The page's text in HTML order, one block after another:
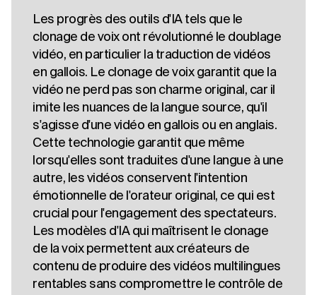
Les progrès des outils d'IA tels que le
clonage de voix ont révolutionné le doublage
vidéo, en particulier la traduction de vidéos
en gallois. Le clonage de voix garantit que la
vidéo ne perd pas son charme original, car il
imite les nuances de la langue source, qu'il
s'agisse d'une vidéo en gallois ou en anglais.
Cette technologie garantit que même
lorsqu'elles sont traduites d'une langue à une
autre, les vidéos conservent l'intention
émotionnelle de l'orateur original, ce qui est
crucial pour l'engagement des spectateurs.
Les modèles d'IA qui maîtrisent le clonage
de la voix permettent aux créateurs de
contenu de produire des vidéos multilingues
rentables sans compromettre le contrôle de